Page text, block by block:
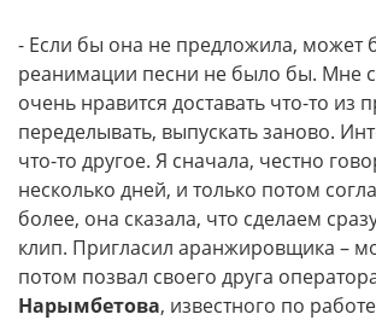
- Если бы она не предложила, может
реанимации песни не было бы. Мне
очень нравится доставать что-то из
переделывать, выпускать заново.
что-то другое. Я сначала, честно
несколько дней, и только потом
более, она сказала, что сделаем
клип. Пригласил аранжировщика –
потом позвал своего друга
Нарымбетова, известного по